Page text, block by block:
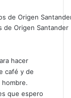
de Origen Santander
hacer
café y de
que espero